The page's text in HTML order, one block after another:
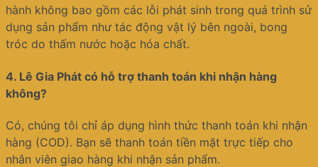
hành không bao gồm các lỗi phát sinh trong quá trình sử
dụng sản phẩm như tác động vật lý bên ngoài, bong
tróc do thấm nước hoặc hóa chất.
4. Lê Gia Phát có hỗ trợ thanh toán khi nhận hàng
không?
Có, chúng tôi chỉ áp dụng hình thức thanh toán khi nhận
hàng (COD). Bạn sẽ thanh toán tiền mặt trực tiếp cho
nhân viên giao hàng khi nhận sản phẩm.